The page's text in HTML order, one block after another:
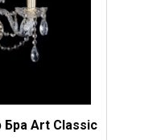
Бра Art Classic